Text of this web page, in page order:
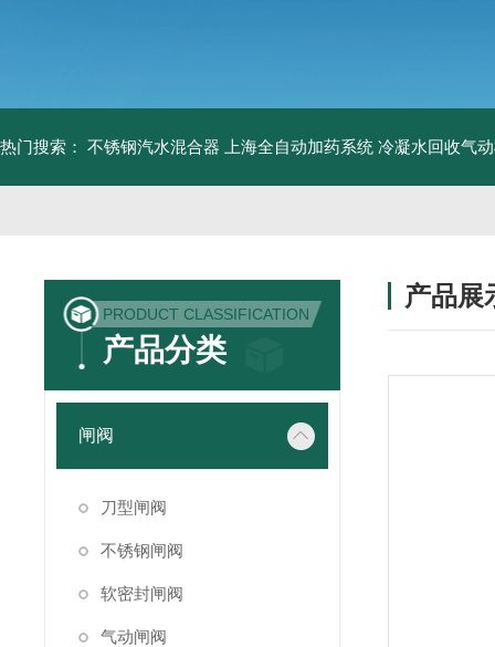
热门搜索： 不锈钢汽水混合器 上海全自动加药系统 冷凝水回收气
PRODUCT CLASSIFICATION
产品分类
闸阀
刀型闸阀
不锈钢闸阀
软密封闸阀
气动闸阀
产品展